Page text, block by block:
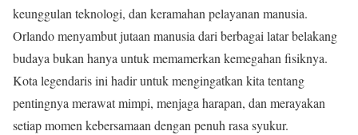
keunggulan teknologi, dan keramahan pelayanan manusia.
Orlando menyambut jutaan manusia dari berbagai latar belakang
budaya bukan hanya untuk memamerkan kemegahan fisiknya.
Kota legendaris ini hadir untuk mengingatkan kita tentang
pentingnya merawat mimpi, menjaga harapan, dan merayakan
setiap momen kebersamaan dengan penuh rasa syukur.